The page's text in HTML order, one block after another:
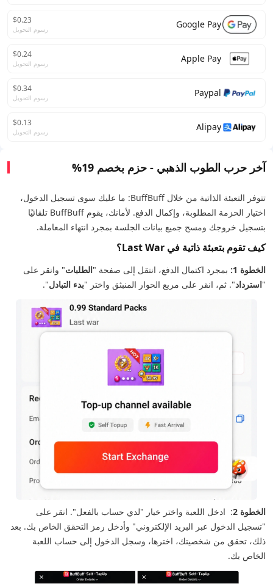
Google Pay
$0.23
رسوم التحويل
Apple Pay
$0.24
رسوم التحويل
Paypal
$0.34
رسوم التحويل
Alipay
$0.13
رسوم التحويل
آخر حرب الطوب الذهبي - حزم بخصم 19%
تتوفر التعبئة الذاتية من خلال BuffBuff: ما عليك سوى تسجيل الدخول،
اختيار الحزمة المطلوبة، وإكمال الدفع. لأمانك، يقوم BuffBuff تلقائيًا
بتسجيل خروجك ومسح جميع بيانات الجلسة بمجرد انتهاء المعاملة.
كيف تقوم بتعبئة ذاتية في Last War؟
الخطوة 1: بمجرد اكتمال الدفع، انتقل إلى صفحة "الطلبات" وانقر على
"استرداد". ثم، انقر على مربع الحوار المنبثق واختر "بدء التبادل".
الخطوة 2 : ادخل اللعبة واختر خيار "لدي حساب بالفعل". انقر على
"تسجيل الدخول عبر البريد الإلكتروني" وأدخل رمز التحقق الخاص بك. بعد
ذلك، تحقق من شخصيتك، اخترها، وسجل الدخول إلى حساب اللعبة
الخاص بك.